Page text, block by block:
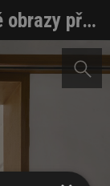
Okna jako živé obrazy přírody. Dům ze Sitges se naučil zrcadlit krajinu